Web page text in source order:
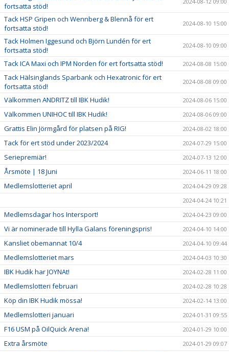
fortsatta stöd!
Tack HSP Gripen och Wennberg & Blennå för ert
fortsatta stöd!
2024-08-10 15:00
Tack Holmen Iggesund och Björn Lundén för ert
fortsatta stöd!
2024-08-10 09:00
Tack ICA Maxi och IPM Norden för ert fortsatta stöd! 2024-08-08 15:00
Tack Hälsinglands Sparbank och Hexatronic för ert
fortsatta stöd!
2024-08-08 09:00
Välkommen ANDRITZ till IBK Hudik! 2024-08-06 15:00
Välkommen UNIHOC till IBK Hudik! 2024-08-06 09:00
Grattis Elin Jörmgård för platsen på RIG! 2024-08-02 18:00
Tack för ert stöd under 2023/2024 2024-07-29 15:00
Seriepremiär! 2024-07-13 12:00
Årsmöte | 18 Juni 2024-06-11 18:00
Medlemslotteriet april
2024-04-29 09:28
2024-04-24 10:21
Medlemsdagar hos Intersport! 2024-04-23 09:00
Vi är nominerade till Hylla Galans föreningspris! 2024-04-10 14:00
Kansliet obemannat 10/4 2024-04-10 09:44
Medlemslotteriet mars 2024-04-03 10:30
IBK Hudik har JOYNAt! 2024-02-28 11:00
Medlemslotteri februari 2024-02-28 10:28
Köp din IBK Hudik mössa! 2024-02-14 13:00
Medlemslotteri januari 2024-01-31 09:55
F16 USM på OilQuick Arena! 2024-01-29 10:00
Extra årsmöte 2024-01-29 09:07